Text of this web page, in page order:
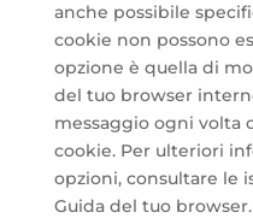
anche possibile
cookie non possono
opzione è quella di
del tuo browser
messaggio ogni volta
cookie. Per ulteriori
opzioni, consultare le
Guida del tuo browser.